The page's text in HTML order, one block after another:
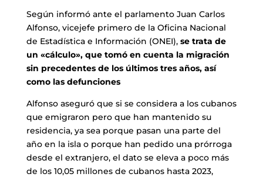
Según informó ante el parlamento Juan Carlos
Alfonso, vicejefe primero de la Oficina Nacional
de Estadística e Información (ONEI), se trata de
un «cálculo», que tomó en cuenta la migración
sin precedentes de los últimos tres años, así
como las defunciones
Alfonso aseguró que si se considera a los cubanos
que emigraron pero que han mantenido su
residencia, ya sea porque pasan una parte del
año en la isla o porque han pedido una prórroga
desde el extranjero, el dato se eleva a poco más
de los 10,05 millones de cubanos hasta 2023,